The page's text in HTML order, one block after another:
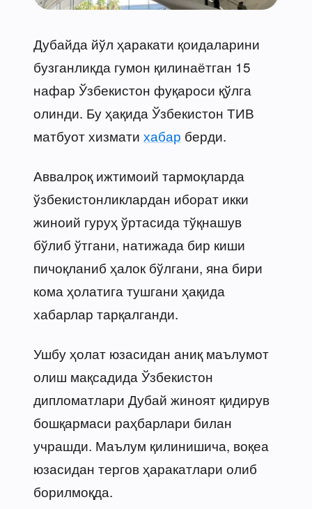
Дубайда йўл ҳаракати қоидаларини
бузганликда гумон қилинаётган 15
нафар Ўзбекистон фуқароси қўлга
олинди. Бу ҳақида Ўзбекистон ТИВ
матбуот хизмати хабар берди.
Аввалроқ ижтимоий тармоқларда
ўзбекистонликлардан иборат икки
жиноий гуруҳ ўртасида тўқнашув
бўлиб ўтгани, натижада бир киши
пичоқланиб ҳалок бўлгани, яна бири
кома ҳолатига тушгани ҳақида
хабарлар тарқалганди.
Ушбу ҳолат юзасидан аниқ маълумот
олиш мақсадида Ўзбекистон
дипломатлари Дубай жиноят қидирув
бошқармаси раҳбарлари билан
учрашди. Маълум қилинишича, воқеа
юзасидан тергов ҳаракатлари олиб
борилмоқда.